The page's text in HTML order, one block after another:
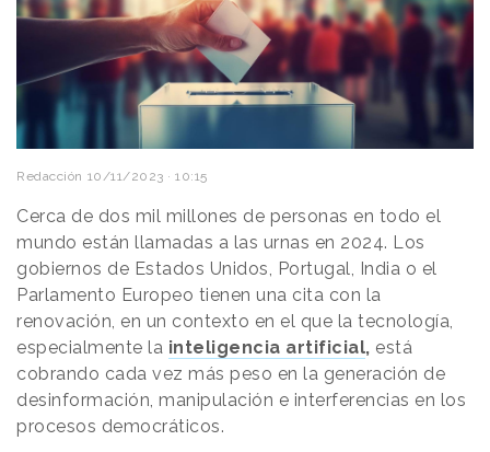
Redacción 10/11/2023 · 10:15
Cerca de dos mil millones de personas en todo el
mundo están llamadas a las urnas en 2024. Los
gobiernos de Estados Unidos, Portugal, India o el
Parlamento Europeo tienen una cita con la
renovación, en un contexto en el que la tecnología,
especialmente la inteligencia artificial, está
cobrando cada vez más peso en la generación de
desinformación, manipulación e interferencias en los
procesos democráticos.